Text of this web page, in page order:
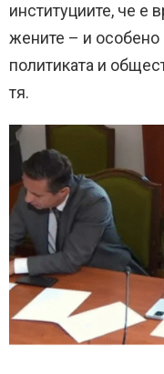
институциите, че е
жените – и особено
политиката и
тя.